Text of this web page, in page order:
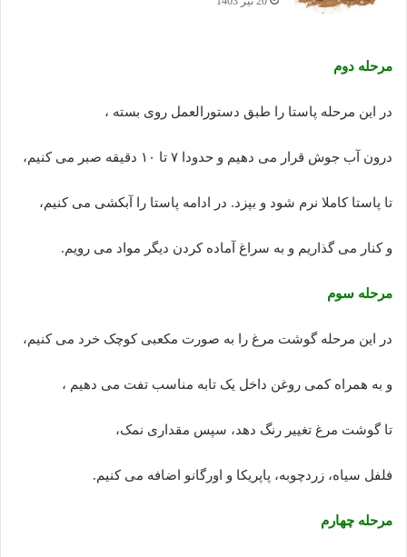
مرحله دوم
در این مرحله پاستا را طبق دستورالعمل روی بسته ،
درون آب جوش قرار می دهیم و حدودا ۷ تا ۱۰ دقیقه صبر می کنیم،
تا پاستا کاملا نرم شود و بپزد. در ادامه پاستا را آبکشی می کنیم،
و کنار می گذاریم و به سراغ آماده کردن دیگر مواد می رویم.
مرحله سوم
در این مرحله گوشت مرغ را به صورت مکعبی کوچک خرد می کنیم،
و به همراه کمی روغن داخل یک تابه مناسب تفت می دهیم ،
تا گوشت مرغ تغییر رنگ دهد، سپس مقداری نمک،
فلفل سیاه، زردچوبه، پاپریکا و اورگانو اضافه می کنیم.
مرحله چهارم